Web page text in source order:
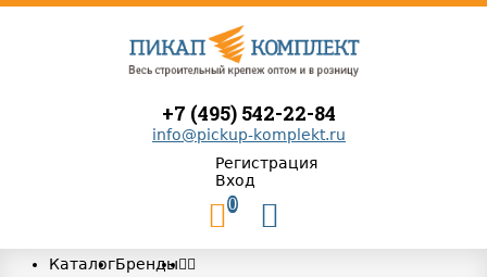
+7 (495) 542-22-84
info@pickup-komplekt.ru
Регистрация
Вход
0
КаталогБренды